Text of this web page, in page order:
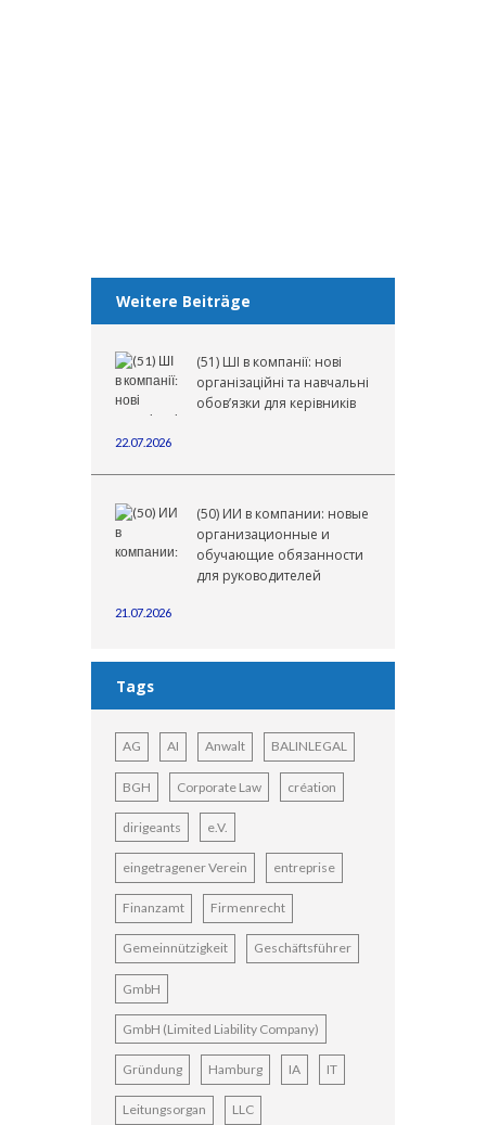
Weitere Beiträge
(51) ШІ в компанії: нові
організаційні та навчальні
обов’язки для керівників
22.07.2026
(50) ИИ в компании: новые
организационные и
обучающие обязанности
для руководителей
21.07.2026
Tags
AG AI Anwalt BALINLEGAL
BGH Corporate Law création
dirigeants e.V.
eingetragener Verein entreprise
Finanzamt Firmenrecht
Gemeinnützigkeit Geschäftsführer
GmbH
GmbH (Limited Liability Company)
Gründung Hamburg IA IT
Leitungsorgan LLC